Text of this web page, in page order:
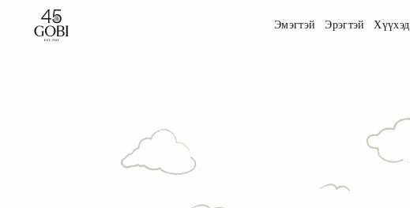
Эмэгтэй Эрэгтэй Хүүхэд